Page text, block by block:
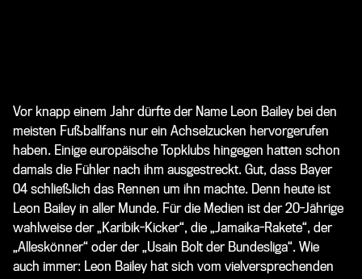
Vor knapp einem Jahr dürfte der Name Leon Bailey bei den
meisten Fußballfans nur ein Achselzucken hervorgerufen
haben. Einige europäische Topklubs hingegen hatten schon
damals die Fühler nach ihm ausgestreckt. Gut, dass Bayer
04 schließlich das Rennen um ihn machte. Denn heute ist
Leon Bailey in aller Munde. Für die Medien ist der 20-Jährige
wahlweise der „Karibik-Kicker“, die „Jamaika-Rakete“, der
„Alleskönner“ oder der „Usain Bolt der Bundesliga“. Wie
auch immer: Leon Bailey hat sich vom vielversprechenden